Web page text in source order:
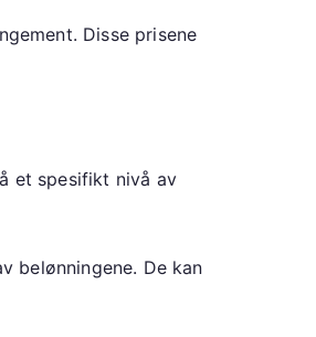
Disse prisene
et spesifikt nivå av
belønningene. De kan